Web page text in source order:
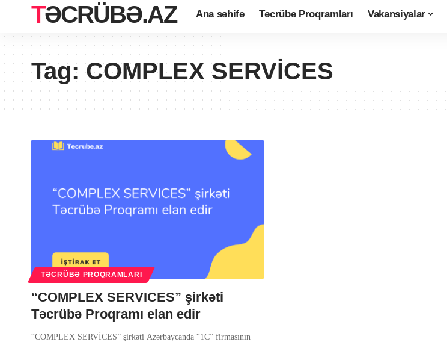
TƏCRÜBƏ.AZ Ana səhifə Təcrübə Proqramları Vakansiyalar
Tag:COMPLEX SERVİCES
TƏCRÜBƏ PROQRAMLARI
“COMPLEX SERVICES” şirkəti
Təcrübə Proqramı elan edir
“COMPLEX SERVİCES” şirkəti Azərbaycanda “1C” firmasının